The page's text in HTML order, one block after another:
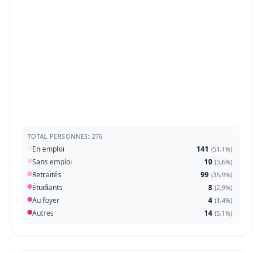
TOTAL PERSONNES: 276
En emploi 141 (51,1%)
Sans emploi 10 (3,6%)
Retraités 99 (35,9%)
Étudiants 8 (2,9%)
Au foyer 4 (1,4%)
Autres 14 (5,1%)